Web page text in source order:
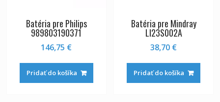
Batéria pre Philips
989803190371
146,75 €
Pridať do košíka
Batéria pre Mindray
LI23S002A
38,70 €
Pridať do košíka